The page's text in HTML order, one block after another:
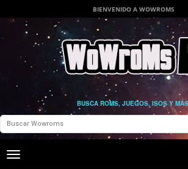
BIENVENIDO A WOWROMS
BUSCA ROMS, JUEGOS, ISOS Y
Toggle